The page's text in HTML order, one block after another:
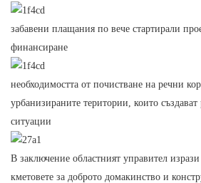
забавени плащания по вече стартирали
финансиране
необходимостта от почистване на речни
урбанизираните територии, които
ситуации
В заключение областният управител
кметовете за доброто домакинство и